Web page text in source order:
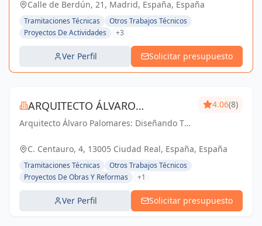
Calle de Berdún, 21, Madrid, España, España
Tramitaciones Técnicas
Otros Trabajos Técnicos
Proyectos De Actividades
+3
Ver Perfil Solicitar presupuesto
ARQUITECTO ÁLVARO
PALOMARES
Arquitecto Álvaro Palomares: Diseñando Tu
4.06(8)
C. Centauro, 4, 13005 Ciudad Real, España, España
Tramitaciones Técnicas
Otros Trabajos Técnicos
Proyectos De Obras Y Reformas
+1
Ver Perfil Solicitar presupuesto